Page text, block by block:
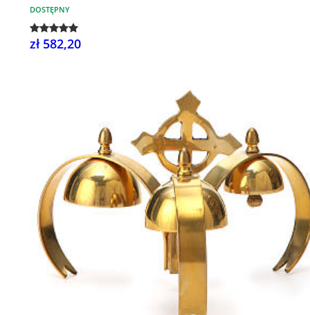
DOSTĘPNY
zł 582,20